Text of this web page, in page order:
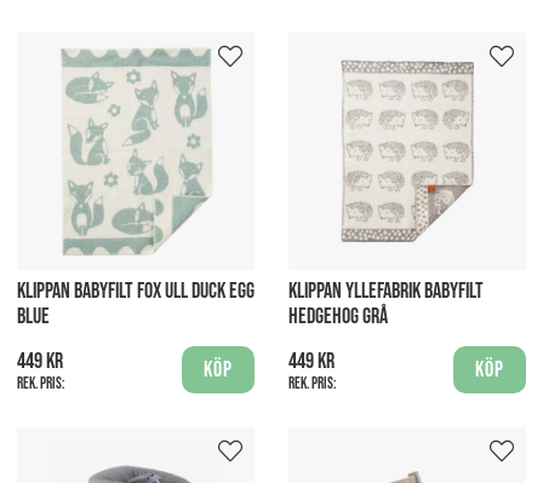
KLIPPAN BABYFILT FOX ULL DUCK EGG
BLUE
449 kr
Rek. pris:
Köp
KLIPPAN YLLEFABRIK BABYFILT
HEDGEHOG GRÅ
449 kr
Rek. pris:
Köp